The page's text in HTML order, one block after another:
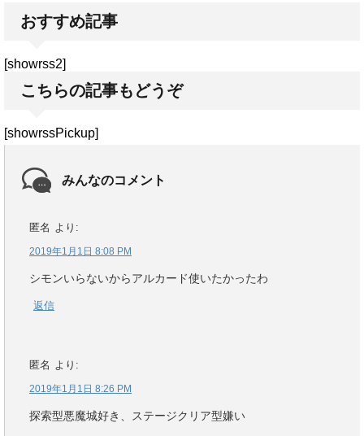
おすすめ記事
[showrss2]
こちらの記事もどうぞ
[showrssPickup]
みんなのコメント
匿名 より:
2019年1月1日 8:08 PM
シモンいらないからアルカード使いたかったわ
返信
匿名 より:
2019年1月1日 8:26 PM
探索型悪魔城好き、ステージクリア型嫌い